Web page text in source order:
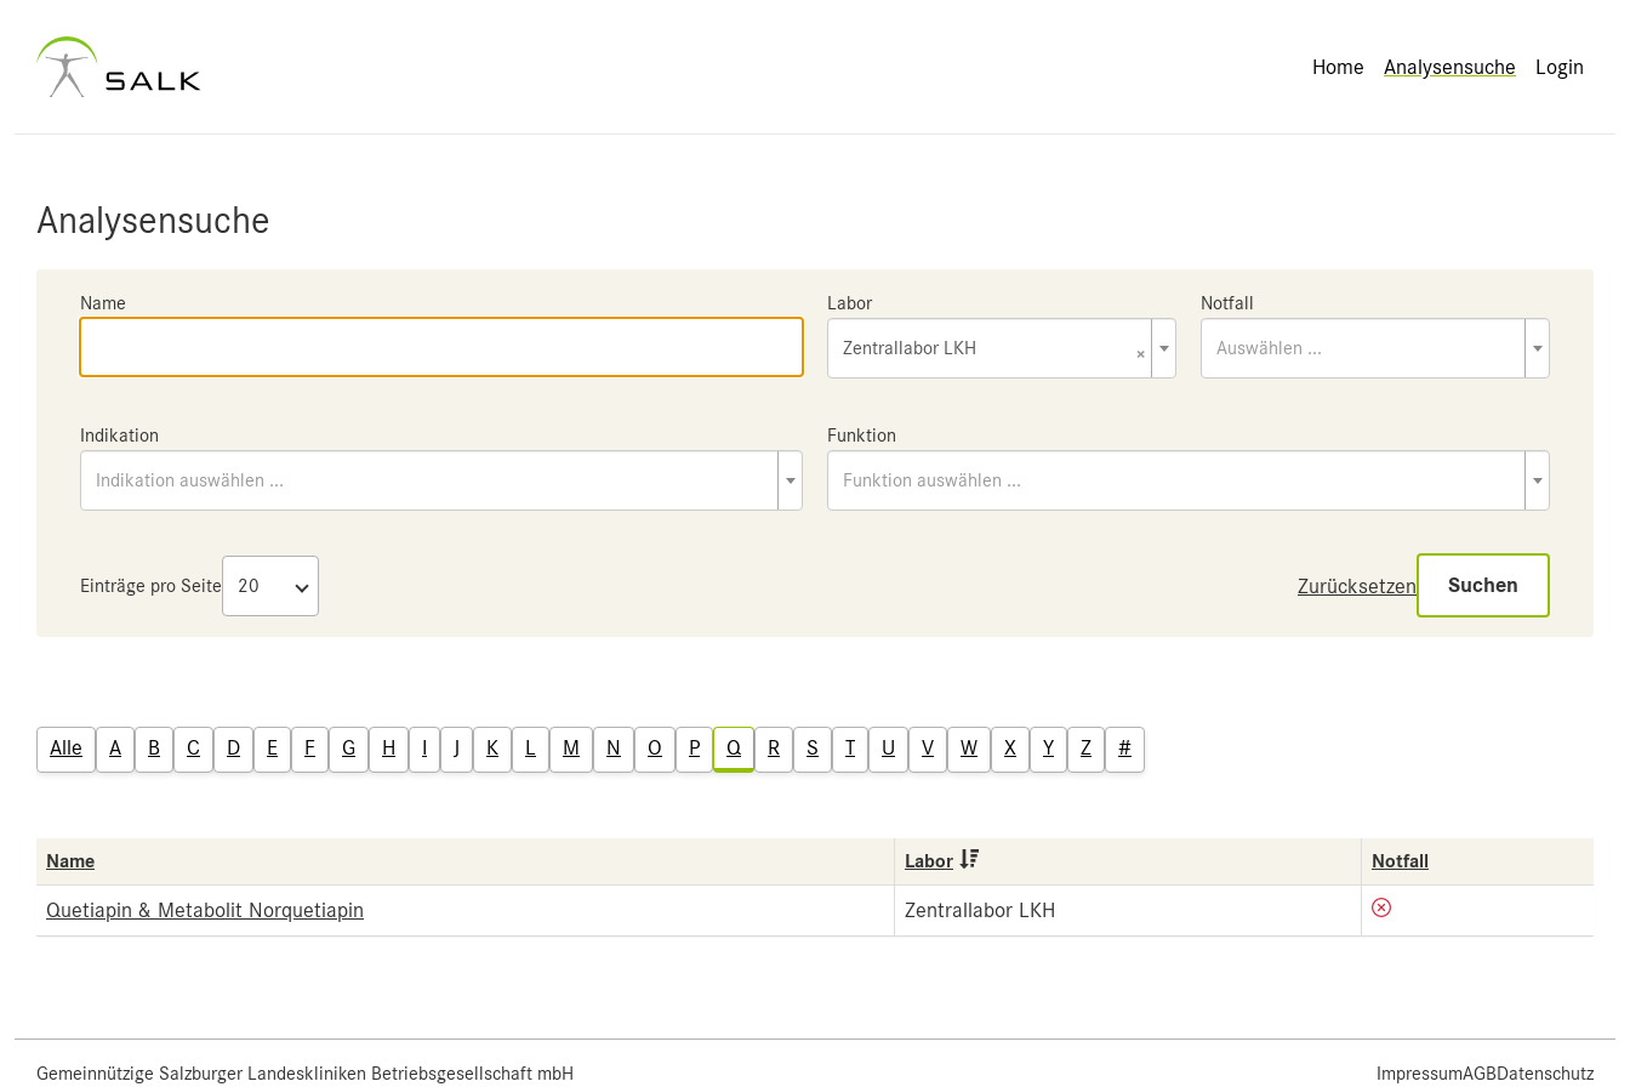
Home Analysensuche Login
Analysensuche
Name Labor
×
Zentrallabor LKH
Notfall
Auswählen ...
Indikation
Indikation auswählen ...
Funktion
Funktion auswählen ...
Einträge pro Seite Zurücksetzen Suchen
Alle A B C D E F G H I J K L M N O P Q R S T U V W X Y Z #
Name Labor Notfall
Quetiapin & Metabolit Norquetiapin Zentrallabor LKH
Gemeinnützige Salzburger Landeskliniken Betriebsgesellschaft mbH ImpressumAGBDatenschutz